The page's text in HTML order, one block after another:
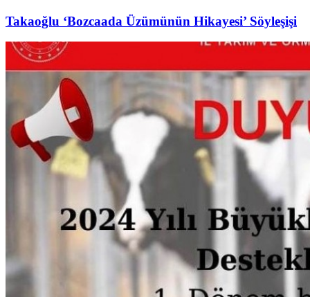
Takaoğlu ‘Bozcaada Üzümünün Hikayesi’ Söyleşişi